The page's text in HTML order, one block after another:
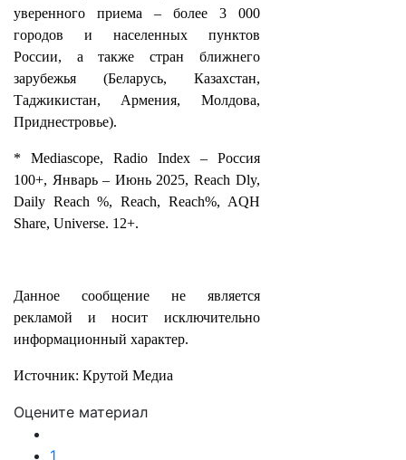
уверенного приема – более 3 000
городов и населенных пунктов
России, а также стран ближнего
зарубежья (Беларусь, Казахстан,
Таджикистан, Армения, Молдова,
Приднестровье).
* Mediascope, Radio Index – Россия
100+, Январь – Июнь 2025, Reach Dly,
Daily Reach %, Reach, Reach%, AQH
Share, Universe. 12+.
Данное сообщение не является
рекламой и носит исключительно
информационный характер.
Источник: Крутой Медиа
Оцените материал
1